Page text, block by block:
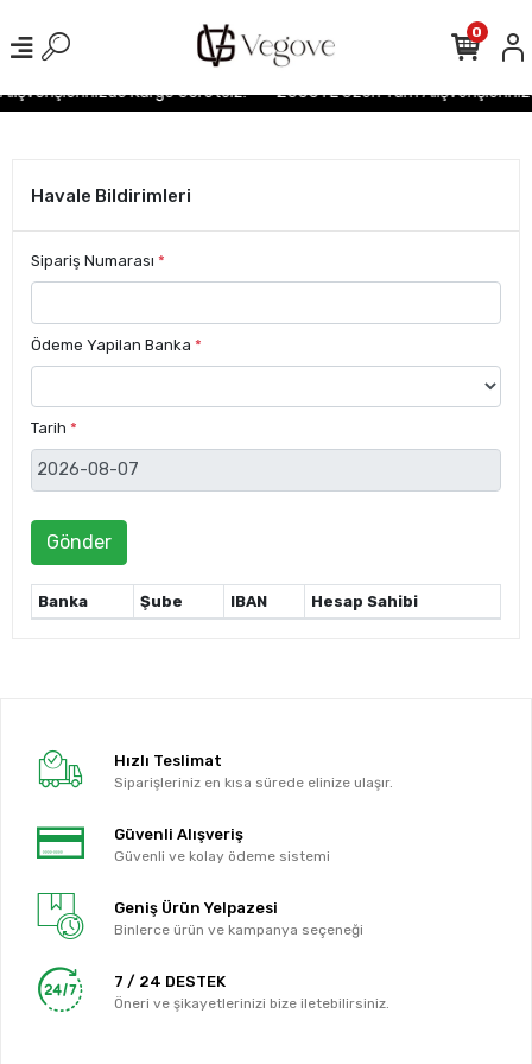
Kargo Ücretsiz! 2500TL Üzeri Tüm
0
Havale Bildirimleri
Sipariş Numarası *
Ödeme Yapilan Banka *
Tarih *
Gönder
Banka Şube IBAN Hesap Sahibi
Hızlı Teslimat
Siparişleriniz en kısa sürede elinize ulaşır.
Güvenli Alışveriş
Güvenli ve kolay ödeme sistemi
Geniş Ürün Yelpazesi
Binlerce ürün ve kampanya seçeneği
7 / 24 DESTEK
Öneri ve şikayetlerinizi bize iletebilirsiniz.